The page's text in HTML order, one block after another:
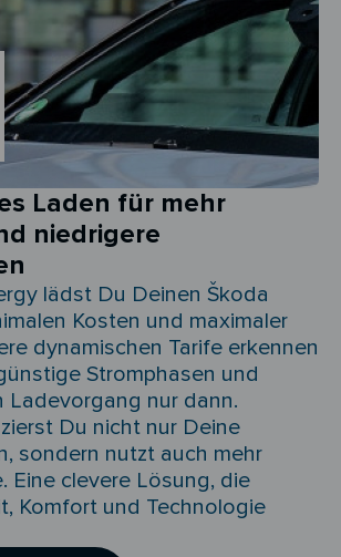
Laden für mehr
niedrigere
lädst Du Deinen Škoda
Kosten und maximaler
dynamischen Tarife erkennen
Stromphasen und
Ladevorgang nur dann.
Du nicht nur Deine
sondern nutzt auch mehr
Eine clevere Lösung, die
Komfort und Technologie